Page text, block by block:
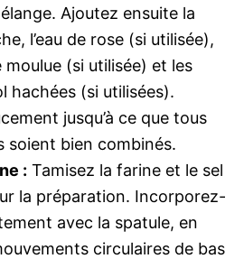
Ajoutez ensuite la
l’eau de rose (si utilisée),
moulue (si utilisée) et les
hachées (si utilisées).
jusqu’à ce que tous
soient bien combinés.
: Tamisez la farine et le sel
la préparation. Incorporez-
avec la spatule, en
circulaires de bas